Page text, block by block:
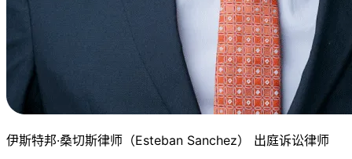
伊斯特邦·桑切斯律师（Esteban Sanchez） 出庭诉讼律师